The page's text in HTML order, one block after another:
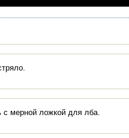
с мерной ложкой для лба.